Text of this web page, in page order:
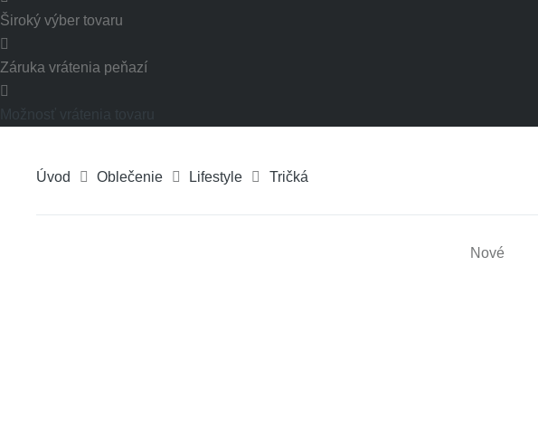
Široký výber tovaru
Záruka vrátenia peňazí
Úvod Oblečenie Lifestyle Tričká
Nové